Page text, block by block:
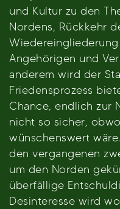
und Kultur zu den
Nordens, Rückkehr
Angehörigen und
anderem wird der
Friedensprozess
Chance, endlich zur
nicht so sicher,
wünschenswert
den vergangenen
um den Norden
überfällige
Desinteresse wird